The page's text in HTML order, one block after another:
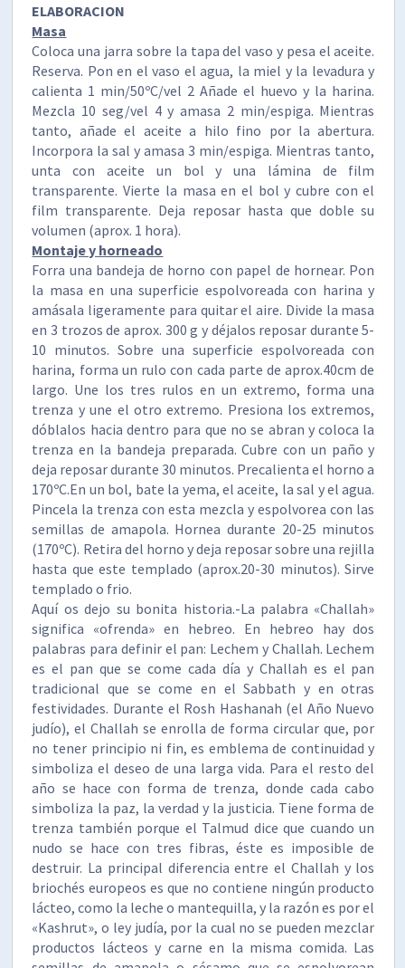
ELABORACION
Masa
Coloca una jarra sobre la tapa del vaso y pesa el aceite.
Reserva. Pon en el vaso el agua, la miel y la levadura y
calienta 1 min/50ºC/vel 2 Añade el huevo y la harina.
Mezcla 10 seg/vel 4 y amasa 2 min/espiga. Mientras
tanto, añade el aceite a hilo fino por la abertura.
Incorpora la sal y amasa 3 min/espiga. Mientras tanto,
unta con aceite un bol y una lámina de film
transparente. Vierte la masa en el bol y cubre con el
film transparente. Deja reposar hasta que doble su
volumen (aprox. 1 hora).
Montaje y horneado
Forra una bandeja de horno con papel de hornear. Pon
la masa en una superficie espolvoreada con harina y
amásala ligeramente para quitar el aire. Divide la masa
en 3 trozos de aprox. 300 g y déjalos reposar durante 5-
10 minutos. Sobre una superficie espolvoreada con
harina, forma un rulo con cada parte de aprox.40cm de
largo. Une los tres rulos en un extremo, forma una
trenza y une el otro extremo. Presiona los extremos,
dóblalos hacia dentro para que no se abran y coloca la
trenza en la bandeja preparada. Cubre con un paño y
deja reposar durante 30 minutos. Precalienta el horno a
170ºC.En un bol, bate la yema, el aceite, la sal y el agua.
Pincela la trenza con esta mezcla y espolvorea con las
semillas de amapola. Hornea durante 20-25 minutos
(170ºC). Retira del horno y deja reposar sobre una rejilla
hasta que este templado (aprox.20-30 minutos). Sirve
templado o frio.
Aquí os dejo su bonita historia.-La palabra «Challah»
significa «ofrenda» en hebreo. En hebreo hay dos
palabras para definir el pan: Lechem y Challah. Lechem
es el pan que se come cada día y Challah es el pan
tradicional que se come en el Sabbath y en otras
festividades. Durante el Rosh Hashanah (el Año Nuevo
judío), el Challah se enrolla de forma circular que, por
no tener principio ni fin, es emblema de continuidad y
simboliza el deseo de una larga vida. Para el resto del
año se hace con forma de trenza, donde cada cabo
simboliza la paz, la verdad y la justicia. Tiene forma de
trenza también porque el Talmud dice que cuando un
nudo se hace con tres fibras, éste es imposible de
destruir. La principal diferencia entre el Challah y los
briochés europeos es que no contiene ningún producto
lácteo, como la leche o mantequilla, y la razón es por el
«Kashrut», o ley judía, por la cual no se pueden mezclar
productos lácteos y carne en la misma comida. Las